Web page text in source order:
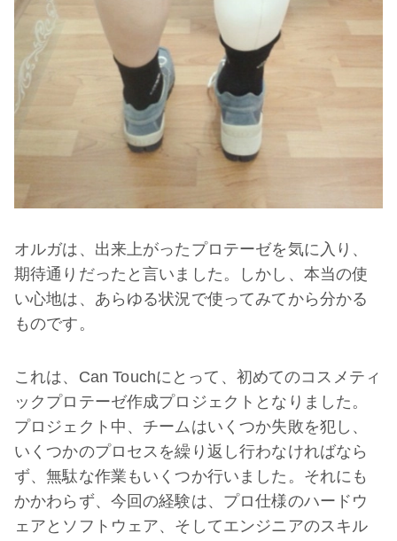
オルガは、出来上がったプロテーゼを気に入り、
期待通りだったと言いました。しかし、本当の使
い心地は、あらゆる状況で使ってみてから分かる
ものです。
これは、Can Touchにとって、初めてのコスメティ
ックプロテーゼ作成プロジェクトとなりました。
プロジェクト中、チームはいくつか失敗を犯し、
いくつかのプロセスを繰り返し行わなければなら
ず、無駄な作業もいくつか行いました。それにも
かかわらず、今回の経験は、プロ仕様のハードウ
ェアとソフトウェア、そしてエンジニアのスキル